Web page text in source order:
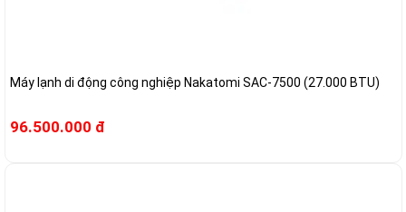
Máy lạnh di động công nghiệp Nakatomi SAC-7500 (27.000 BTU)
96.500.000 đ